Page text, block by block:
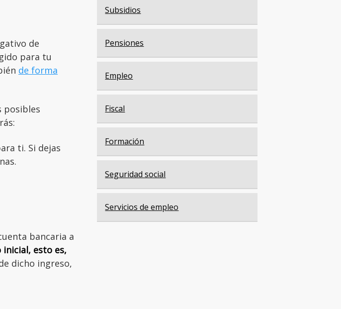
de
para tu
de forma
posibles
ti. Si dejas
bancaria a
esto es,
dicho ingreso,
Subsidios
Pensiones
Empleo
Fiscal
Formación
Seguridad social
Servicios de empleo